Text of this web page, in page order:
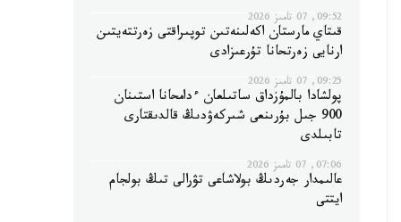
09:52, 07 تامىز 2026
قىتاي مارستان اكەلىنەتىن توپىراقتى زەرتتەيتىن
ارنايى زەرتحانا تۇرعىزادى
09:25, 07 تامىز 2026
پولشادا بالمۇزداق ساتىلعان ءدامحانا استىنان
900 جىل بۇرىنعى شىركەۋدىڭ قالدىقتارى
تابىلدى
07:06, 07 تامىز 2026
عالىمدار جەردىڭ بولاشاعى تۋرالى تىڭ بولجام
ايتتى